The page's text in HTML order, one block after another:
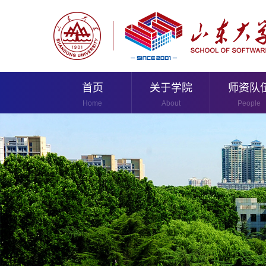
首页
Home
关于学院
About
师资队
People